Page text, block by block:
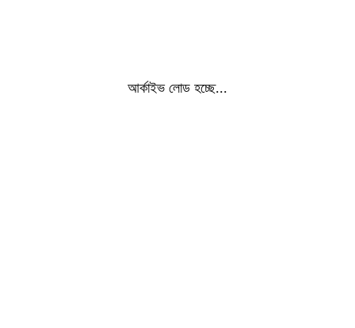
আর্কাইভ লোড হচ্ছে...